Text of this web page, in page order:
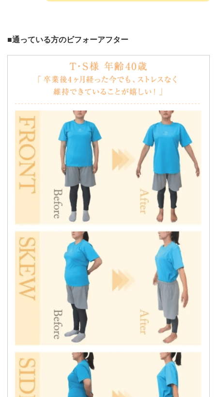
■通っている方のビフォーアフター